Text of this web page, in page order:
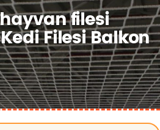
filesi
Filesi Balkon